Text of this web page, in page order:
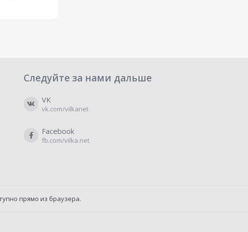
Следуйте за нами дальше
VK
vk.com/vilkanet
Facebook
fb.com/vilka.net
прямо из браузера.